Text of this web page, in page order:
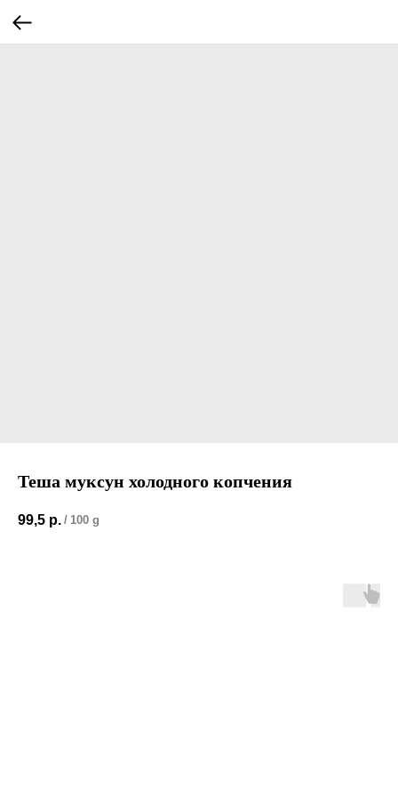
Теша муксун холодного копчения
99,5 р. / 100 g